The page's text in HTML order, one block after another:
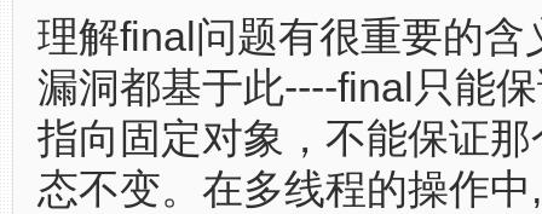
理解final问题有很重要的含
漏洞都基于此----final只能
指向固定对象，不能保证
态不变。在多线程的操作